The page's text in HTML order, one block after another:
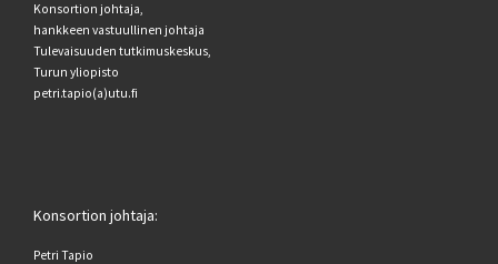
Konsortion johtaja,
hankkeen vastuullinen johtaja
Tulevaisuuden tutkimuskeskus,
Turun yliopisto
petri.tapio(a)utu.fi
Konsortion johtaja:
Petri Tapio